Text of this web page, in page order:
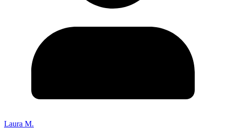
Laura M.